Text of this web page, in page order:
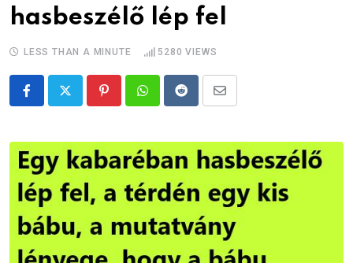
hasbeszélő lép fel
LESS THAN A MINUTE 5280 VIEWS
PinterestWhatsappRedditShare
Email